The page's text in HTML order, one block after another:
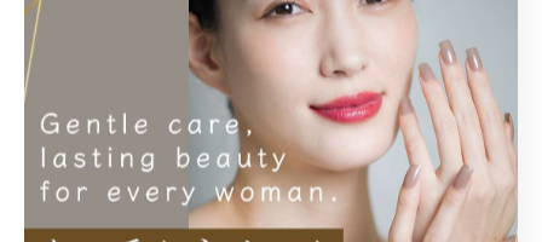
アイブロウ
似合わせ
長持ち
最近の投稿 Recent Posts